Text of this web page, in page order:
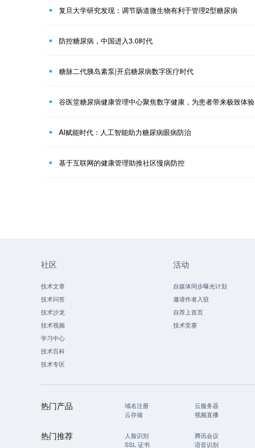
复旦大学研究发现：调节肠道微生物有利于管理2型糖尿病
防控糖尿病，中国进入3.0时代
糖脉二代胰岛素泵|开启糖尿病数字医疗时代
谷医堂糖尿病健康管理中心聚焦数字健康，为患者带来极致体验
AI赋能时代：人工智能助力糖尿病眼病防治
基于互联网的健康管理助推社区慢病防控
社区
技术文章
技术问答
技术沙龙
技术视频
学习中心
技术百科
技术专区
活动
自媒体同步曝光计划
邀请作者入驻
自荐上首页
技术竞赛
热门产品 域名注册 云服务器
云存储
视频直播
热门推荐 人脸识别 腾讯会议
SSL 证书
语音识别